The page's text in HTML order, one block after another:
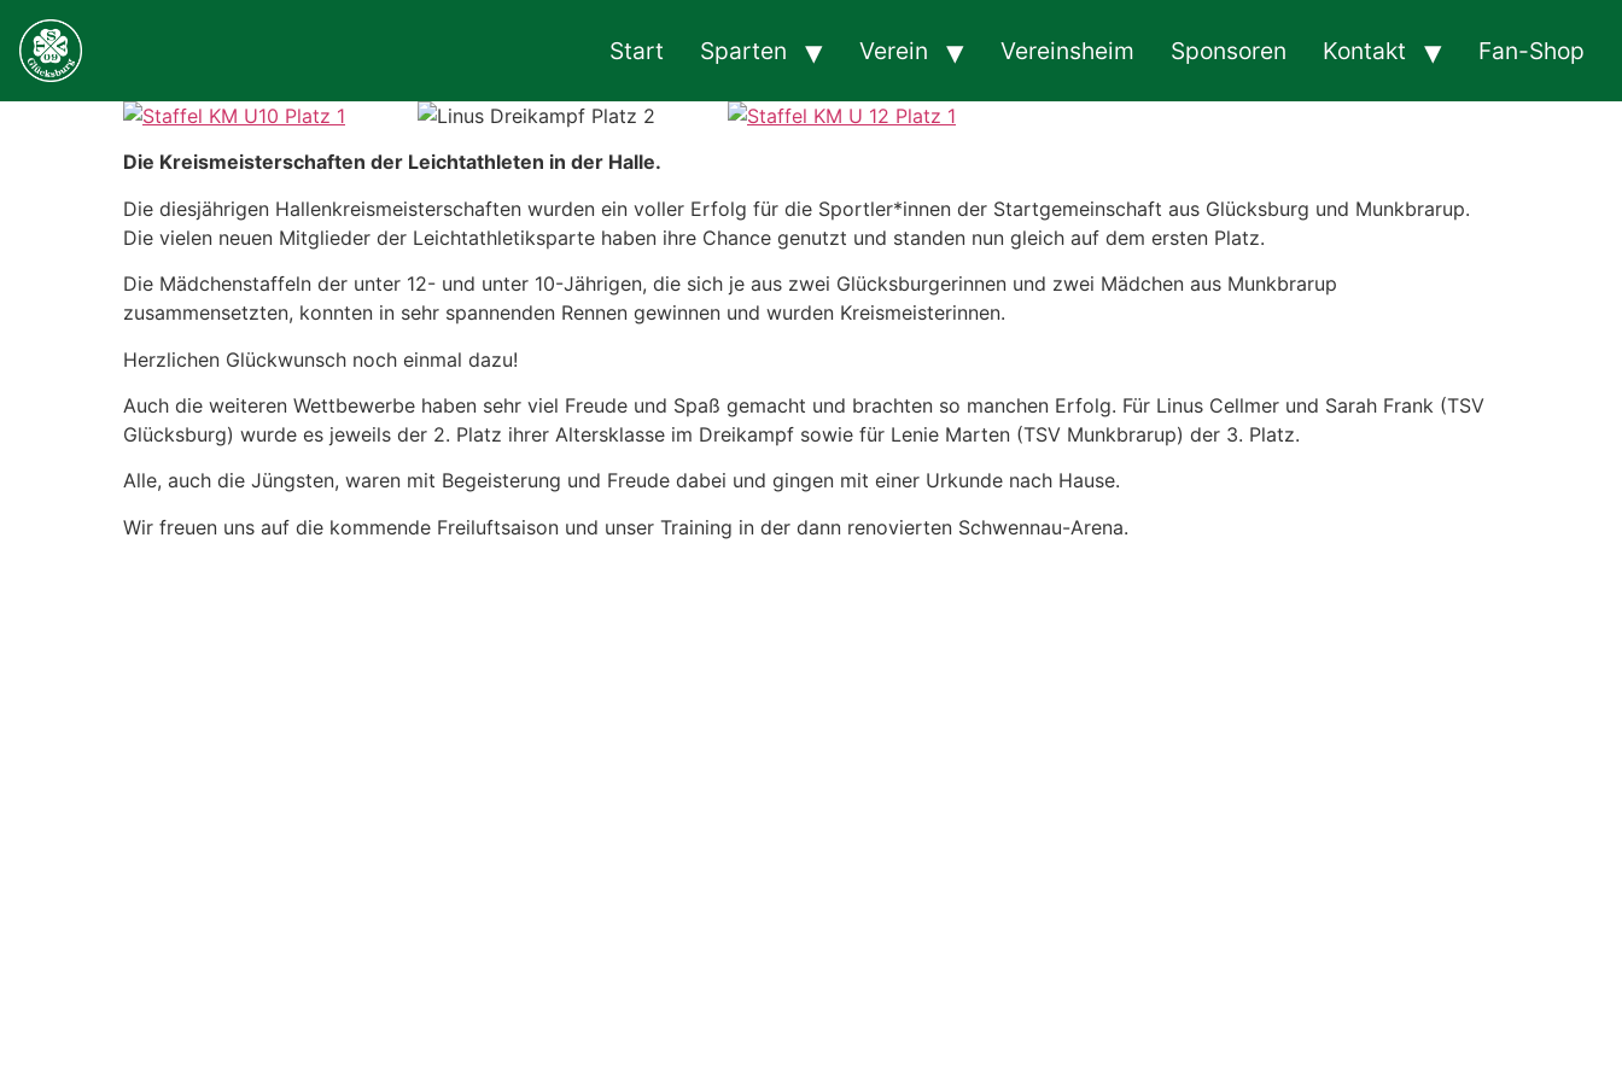
Start Sparten Verein Vereinsheim Sponsoren Kontakt Fan-Shop
Die Kreismeisterschaften der Leichtathleten in der Halle.
Die diesjährigen Hallenkreismeisterschaften wurden ein voller Erfolg für die Sportler*innen der Startgemeinschaft aus Glücksburg und Munkbrarup.
Die vielen neuen Mitglieder der Leichtathletiksparte haben ihre Chance genutzt und standen nun gleich auf dem ersten Platz.
Die Mädchenstaffeln der unter 12- und unter 10-Jährigen, die sich je aus zwei Glücksburgerinnen und zwei Mädchen aus Munkbrarup
zusammensetzten, konnten in sehr spannenden Rennen gewinnen und wurden Kreismeisterinnen.
Herzlichen Glückwunsch noch einmal dazu!
Auch die weiteren Wettbewerbe haben sehr viel Freude und Spaß gemacht und brachten so manchen Erfolg. Für Linus Cellmer und Sarah Frank (TSV
Glücksburg) wurde es jeweils der 2. Platz ihrer Altersklasse im Dreikampf sowie für Lenie Marten (TSV Munkbrarup) der 3. Platz.
Alle, auch die Jüngsten, waren mit Begeisterung und Freude dabei und gingen mit einer Urkunde nach Hause.
Wir freuen uns auf die kommende Freiluftsaison und unser Training in der dann renovierten Schwennau-Arena.